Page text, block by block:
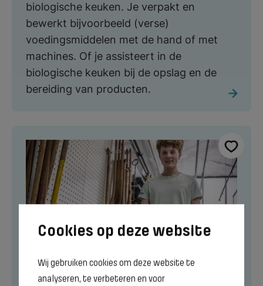
Wij gebruiken cookies om deze website te
analyseren, te verbeteren en voor
biologische keuken. Je verpakt en
bewerkt bijvoorbeeld (verse)
voedingsmiddelen met de hand of met
machines. Of je assisteert in de
biologische keuken bij de opslag en de
bereiding van producten.